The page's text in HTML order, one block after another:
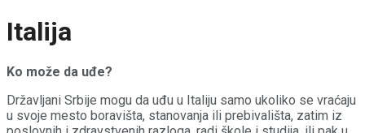
Italija
Ko može da uđe?
Državljani Srbije mogu da uđu u Italiju samo ukoliko se vraćaju
u svoje mesto boravišta, stanovanja ili prebivališta, zatim iz